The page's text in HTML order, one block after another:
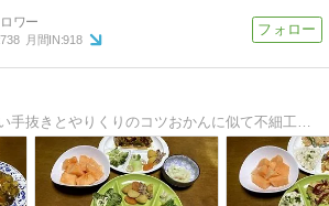
738 月間IN:918